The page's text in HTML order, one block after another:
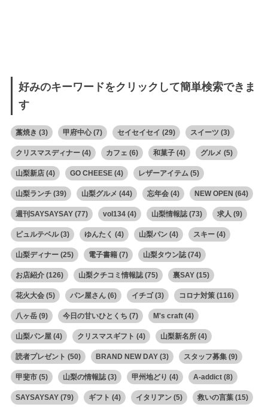
好みのキーワードをクリックして簡単検索できま
す
藁焼き (3) 甲府中心(7) セイセイセイ (29) スイーツ (3)
クリスマスディナー(4) カフェ (6) 和菓子(4) グルメ (5)
山梨新店(4) GO CHEESE(4) レザーアイテム(5)
山梨ランチ(39) 山梨グルメ (44) 忘年会(4) NEW OPEN (64)
週刊SAYSAYSAY(77) vol134(4) 山梨情報誌(73) 求人 (9)
ピュルテベル(3) ゆんたく (4) 山梨パン(4) スキー(4)
山梨ディナー(25) 電子書籍(7) 山梨タウン誌(74)
お店紹介(126) 山梨クチコミ情報誌(75) 裏SAY(15)
花火大会(5) パン屋さん(6) イチゴ(3) コロナ対策(116)
八ヶ岳(9) 今日の甘いひとくち (7) M's craft(4)
山梨パン屋(4) クリスマスギフト (4) 山梨新名所(4)
読者プレゼント (50) BRAND NEW DAY(3) スタッフ募集(9)
甲斐市(5) 山梨の情報誌(3) 甲州地どり (4) A-addict(8)
SAYSAYSAY(79) ギフト (4) イタリアン(5) 救いの言葉(15)